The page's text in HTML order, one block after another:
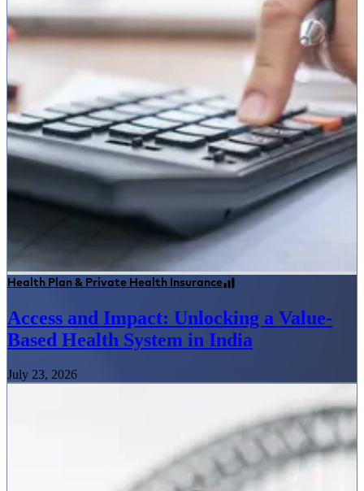
Health Plan & Private Health Insurance
Access and Impact: Unlocking a Value-
Based Health System in India
July 23, 2026